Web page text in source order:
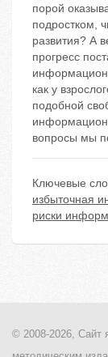
порой
подростком,
развития? А
прогресс
как у
подобной
вопросы мы
Ключевые
избыточная
риски
© 2008-2026, Сайт